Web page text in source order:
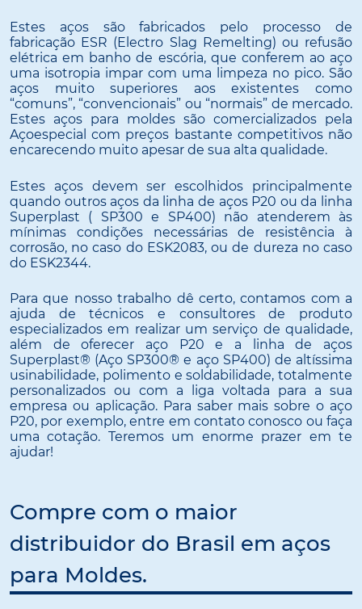
Estes aços são fabricados pelo processo de
fabricação ESR (Electro Slag Remelting) ou refusão
elétrica em banho de escória, que conferem ao aço
uma isotropia impar com uma limpeza no pico. São
aços muito superiores aos existentes como
“comuns”, “convencionais” ou “normais” de mercado.
Estes aços para moldes são comercializados pela
Açoespecial com preços bastante competitivos não
encarecendo muito apesar de sua alta qualidade.
Estes aços devem ser escolhidos principalmente
quando outros aços da linha de aços P20 ou da linha
Superplast ( SP300 e SP400) não atenderem às
mínimas condições necessárias de resistência à
corrosão, no caso do ESK2083, ou de dureza no caso
do ESK2344.
Para que nosso trabalho dê certo, contamos com a
ajuda de técnicos e consultores de produto
especializados em realizar um serviço de qualidade,
além de oferecer aço P20 e a linha de aços
Superplast® (Aço SP300® e aço SP400) de altíssima
usinabilidade, polimento e soldabilidade, totalmente
personalizados ou com a liga voltada para a sua
empresa ou aplicação. Para saber mais sobre o aço
P20, por exemplo, entre em contato conosco ou faça
uma cotação. Teremos um enorme prazer em te
ajudar!
Compre com o maior
distribuidor do Brasil em aços
para Moldes.